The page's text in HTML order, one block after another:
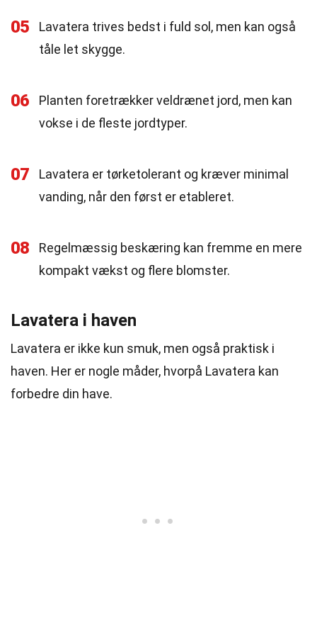
05
Lavatera trives bedst i fuld sol, men kan også
tåle let skygge.
06
Planten foretrækker veldrænet jord, men kan
vokse i de fleste jordtyper.
07
Lavatera er tørketolerant og kræver minimal
vanding, når den først er etableret.
08
Regelmæssig beskæring kan fremme en mere
kompakt vækst og flere blomster.
Lavatera i haven
Lavatera er ikke kun smuk, men også praktisk i
haven. Her er nogle måder, hvorpå Lavatera kan
forbedre din have.